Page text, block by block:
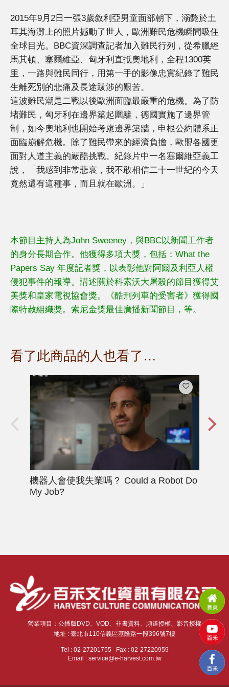
2015年9月2日一張3歲敘利亞男童面部朝下，溺斃於土
耳其海灘上的照片撼動了世人，歐洲難民危機瞬間吸住
全球目光。BBC資深調查記者加入難民行列，從希臘經
馬其頓、塞爾維亞、匈牙利直抵奧地利，全程1300英
里，一路與難民同行，用第一手的影像忠實紀錄了難民
生離死別的悲痛及長途跋涉的艱苦。
這波難民潮是二戰以後歐洲面臨最嚴重的危機。為了防
堵難民，匈牙利在邊界築起圍籬，德國實施了邊界管
制，如今奧地利也開始考慮邊界築牆，申根公約體系正
面臨崩解危機。除了難民帶來的經濟負擔，歐盟各國更
面對人道主義的嚴酷挑戰。紀錄片中一名塞爾維亞義工
說，「我感到非常悲哀，我不敢相信二十一世紀的今天
竟然還有這種事，而且就在歐洲。」
本節目主持人為John Sweeney，與BBC以新聞工作者
的身分長期合作。他獲得多項大獎，包括：What the
Papers Say 年度記者獎，以表彰他對阿爾及利亞人權
侵犯事件的報導。講述關於科索沃大屠殺的節目獲得艾
美獎和皇家電視協會獎。《酷刑列車的受害者》獲得國
際特赦組織獎。索尼金獎最佳廣播新聞節目，等。
看了此商品的人也看了…
機器人會使我失業嗎？ Could a Robot Do
My Job?
營業項目：公播版DVD、VOD、非書資料、頻道授權、影音授權
地址 : 臺北市110信義區基隆路一段396號7樓
Tel : 02-27201755 Fax : 02-27220959
Email : service@e-harvest.com.tw